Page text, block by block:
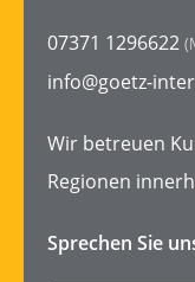
07371 1296622
info@goetz-
Wir betreuen
Regionen
Sprechen Sie